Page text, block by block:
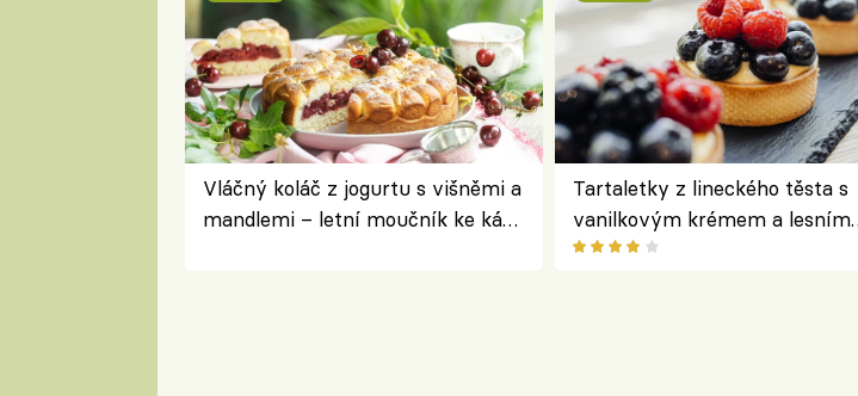
Vláčný koláč z jogurtu s višněmi a
mandlemi – letní moučník ke kávě
Tartaletky z lineckého těsta s
vanilkovým krémem a lesním
ovocem podle Bread Society